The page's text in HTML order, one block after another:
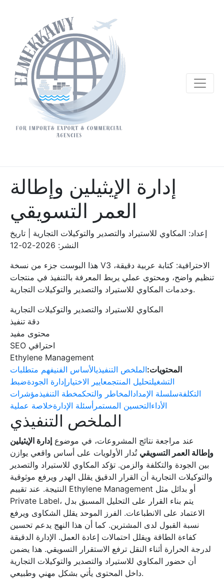
إدارة الإيثيلين وإطالة
العمر التسويقي
إعداد: المكاوي للاستيراد والتصدير والتوكيلات التجارية | تاريخ
النشر: 2026-02-12
هذا البوست جزء من نسخة V3 الاحترافية: كتابة عربية دقيقة،
تنظيم واضح، ومحتوى عملي يربط المعرفة بالتنفيذ في منتجات
وخدمات المكاوي للاستيراد والتصدير والتوكيلات التجارية.
المكاوي للاستيراد والتصدير والتوكيلات التجارية
دقة تنفيذ
محتوى مفيد
SEO احترافي
Ethylene Management
المحتويات:الملخص التنفيذيالأساس الفنيفهم متطلبات
التشغيلتحليل المنتجمعايير الاختيار إدارة الجودةضبط
التكلفةسلسلة الإمدادالمخاطر والتحكمخطة التنفيذمؤشرات
الأداءالتحسين المستمر أسئلة الإدارةخلاصة عملية
الملخص التنفيذي
عند مراجعة نتائج المشروعات، في موضوع إدارة الإيثيلين
وإطالة العمر التسويقي تُدار الأولويات على أساس واقعي يوازن
بين الجودة والتكلفة والزمن. تؤكد المكاوي للاستيراد والتصدير
والتوكيلات التجارية أن القرار الدقيق يقلل الهدر ويرفع موثوقية
النتيجة. عند تقييم Ethylene Management أو بدائل مثل
Private Label، يتم بناء القرار على التحليل المسبق بدل
الاعتماد على الانطباعات. الفرز الموحد يقلل الشكاوى ويرفع
نسبة القبول لدى المشترين. كما أن هذا النهج يدعم تحسين
كفاءة الطاقة ويقلل احتمالات إعادة العمل. الإدارة الدقيقة
لدرجة الحرارة أثناء النقل ترفع الاستقرار التسويقي. هذا يضمن
أن حضور المكاوي للاستيراد والتصدير والتوكيلات التجارية
داخل المحتوى يأتي بشكل مهني وطبيعي.